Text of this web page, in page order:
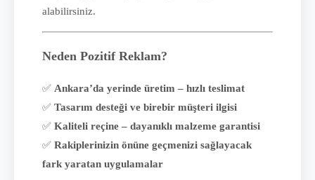
alabilirsiniz.
Neden Pozitif Reklam?
✅ Ankara’da yerinde üretim – hızlı teslimat
✅ Tasarım desteği ve birebir müşteri ilgisi
✅ Kaliteli reçine – dayanıklı malzeme garantisi
✅ Rakiplerinizin önüne geçmenizi sağlayacak
fark yaratan uygulamalar